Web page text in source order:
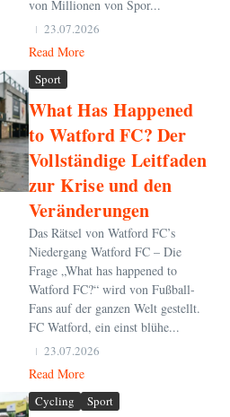
von Millionen von Spor...
23.07.2026
Read More
Sport
What Has Happened
to Watford FC? Der
Vollständige Leitfaden
zur Krise und den
Veränderungen
Das Rätsel von Watford FC’s
Niedergang Watford FC – Die
Frage „What has happened to
Watford FC?“ wird von Fußball-
Fans auf der ganzen Welt gestellt.
FC Watford, ein einst blühe...
23.07.2026
Read More
Cycling Sport